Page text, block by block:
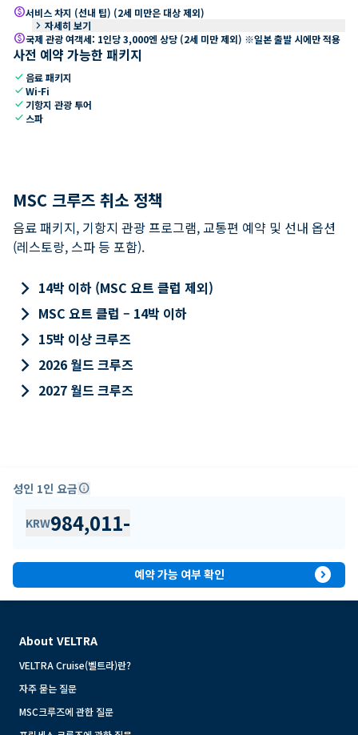
paid서비스 차지 (선내 팁) (2세 미만은 대상 제외)
keyboard_arrow_right 자세히 보기
paid국제 관광 여객세: 1인당 3,000엔 상당 (2세 미만 제외) ※일본 출발 시에만 적용
사전 예약 가능한 패키지
check 음료 패키지
checkWi-Fi
check 기항지 관광 투어
check 스파
MSC 크루즈 취소 정책
음료 패키지, 기항지 관광 프로그램, 교통편 예약 및 선내 옵션
(레스토랑, 스파 등 포함).
keyboard_arrow_right 14박 이하 (MSC 요트 클럽 제외)
keyboard_arrow_right MSC 요트 클럽 – 14박 이하
keyboard_arrow_right 15박 이상 크루즈
keyboard_arrow_right 2026 월드 크루즈
keyboard_arrow_right 2027 월드 크루즈
성인 1인 요금info
KRW984,011-
예약 가능 여부 확인 expand_circle_right
About VELTRA
VELTRA Cruise(벨트라)란?
자주 묻는 질문
MSC크루즈에 관한 질문